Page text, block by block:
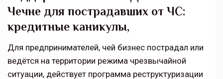
Чечне для пострадавших от ЧС:
кредитные каникулы,
Для предпринимателей, чей бизнес пострадал или
ведётся на территории режима чрезвычайной
ситуации, действует программа реструктуризации